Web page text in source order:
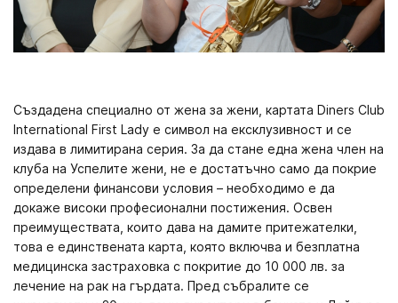
Създадена специално от жена за жени, картата Diners Club
International First Lady е символ на ексклузивност и се
издава в лимитирана серия. За да стане една жена член на
клуба на Успелите жени, не е достатъчно само да покрие
определени финансови условия – необходимо е да
докаже високи професионални постижения. Освен
преимуществата, които дава на дамите притежателки,
това е единствената карта, която включва и безплатна
медицинска застраховка с покритие до 10 000 лв. за
лечение на рак на гърдата. Пред събралите се